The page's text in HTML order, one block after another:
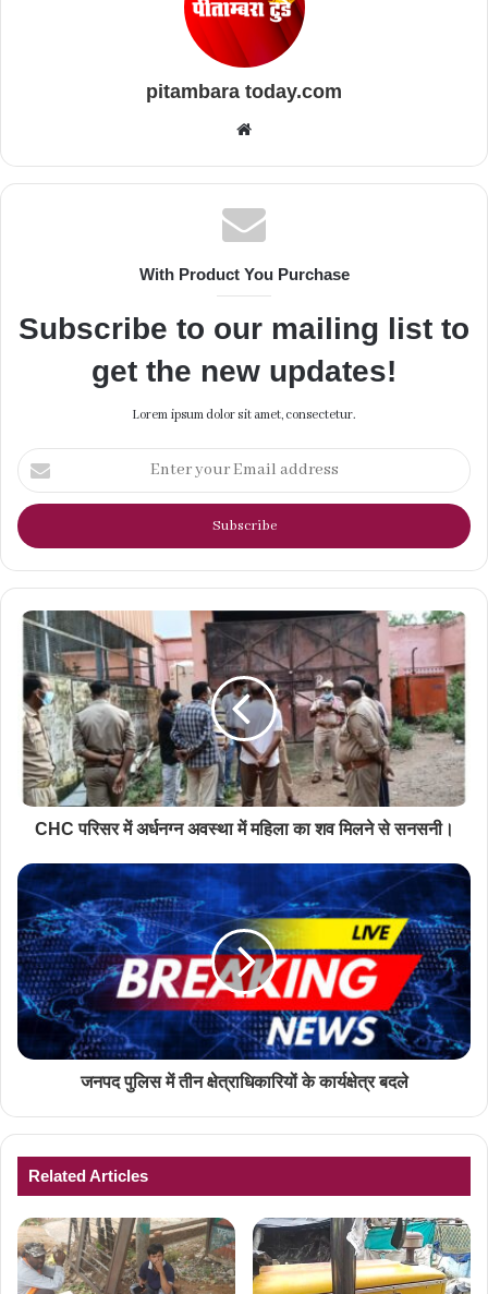
pitambara today.com
Website
With Product You Purchase
Subscribe to our mailing list to
get the new updates!
Lorem ipsum dolor sit amet, consectetur.
Enter
your
Email
address
CHC परिसर में अर्धनग्न अवस्था में महिला का शव मिलने से सनसनी।
जनपद पुलिस में तीन क्षेत्राधिकारियों के कार्यक्षेत्र बदले
Related Articles